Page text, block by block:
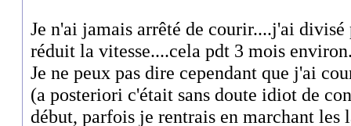
Je n'ai jamais arrêté de courir....j'ai
réduit la vitesse....cela pdt 3 mois
Je ne peux pas dire cependant que j'ai
(a posteriori c'était sans doute idiot de
début, parfois je rentrais en marchant les